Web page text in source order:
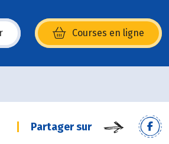
Courses en ligne
fenêtre)
Partager sur